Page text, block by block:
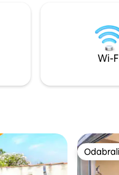
→
nekoliko
Wi-